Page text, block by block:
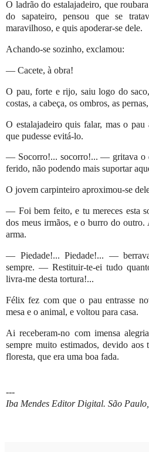
O ladrão do estalajadeiro, que
do sapateiro, pensou que se
maravilhoso, e quis apoderar-se dele.
Achando-se sozinho, exclamou:
— Cacete, à obra!
O pau, forte e rijo, saiu logo do
costas, a cabeça, os ombros, as
O estalajadeiro quis falar, mas o pau
que pudesse evitá-lo.
— Socorro!... socorro!... — gritava o
ferido, não podendo mais suportar
O jovem carpinteiro aproximou-se
— Foi bem feito, e tu mereces esta
dos meus irmãos, e o burro do outro.
arma.
— Piedade!... Piedade!... —
sempre. — Restituir-te-ei tudo
livra-me desta tortura!...
Félix fez com que o pau entrasse
mesa e o animal, e voltou para casa.
Ai receberam-no com imensa
sempre muito estimados, devido aos
floresta, que era uma boa fada.
---
Iba Mendes Editor Digital. São